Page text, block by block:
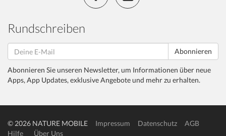
Rundschreiben
Abonnieren
Abonnieren Sie unseren Newsletter, um Informationen über neue
Apps, App Updates, exklusive Angebote und mehr zu erhalten.
© 2026 NATURE MOBILE Impressum Datenschutz
AGB
Hilfe
Über Uns